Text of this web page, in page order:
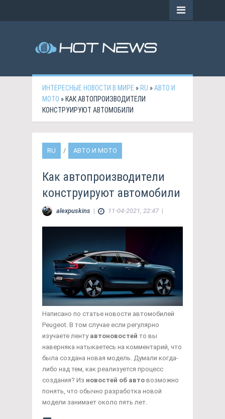
ИНТЕРЕСНЫЕ НОВОСТИ В МИРЕ » RU »АВТО И
МОТО » КАК АВТОПРОИЗВОДИТЕЛИ
КОНСТРУИРУЮТ АВТОМОБИЛИ
RU / АВТО И МОТО
Как автопроизводители
конструируют автомобили
alexpuskins | 11-04-2021, 22:47|
Написано по статье новости автомобилей
Peugeot. В том случае если регулярно
изучаете ленту автоновостей то вы
наверняка натыкаетесь на комментарий, что
была создана новая модель. Думали когда-
либо над тем, как реализуется процесс
создания? Из новостей об авто возможно
понять, что обычно разработка новой
модели занимает около пять лет.